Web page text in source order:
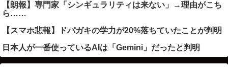
【朗報】専門家「シンギュラリティは来ない」→理由がこち
ら……
【スマホ悲報】ドパガキの学力が20%落ちていたことが判明
日本人が一番使っているAIは「Gemini」だったと判明